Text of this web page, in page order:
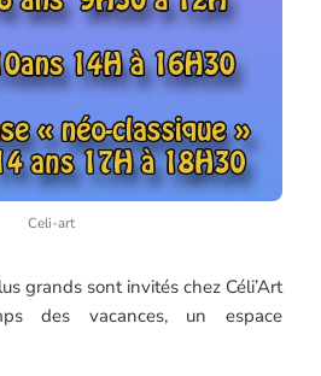
Celi-art
grands sont invités chez Céli’Art
des vacances, un espace